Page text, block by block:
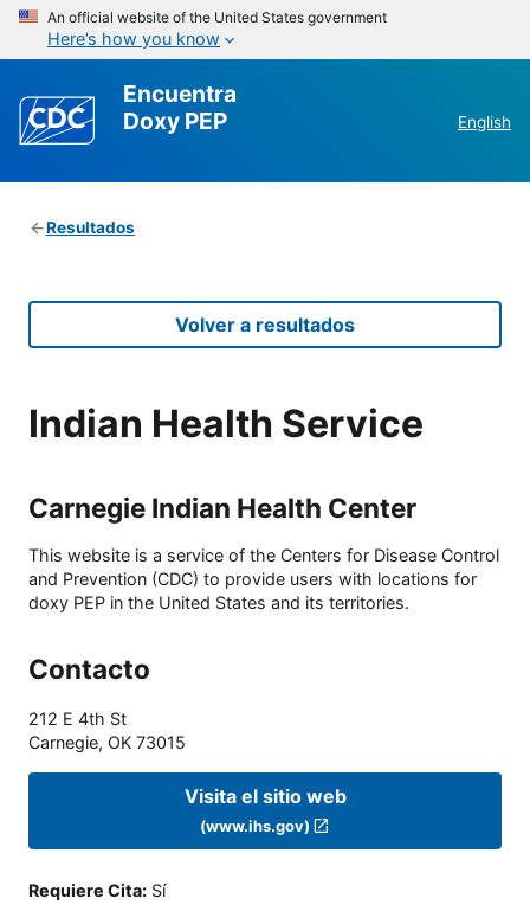
An official website of the United States government
Here’s how you know
Encuentra
Doxy PEP
English
Resultados
Volver a resultados
Indian Health Service
Carnegie Indian Health Center
This website is a service of the Centers for Disease Control
and Prevention (CDC) to provide users with locations for
doxy PEP in the United States and its territories.
Contacto
212 E 4th St
Carnegie, OK 73015
Visita el sitio web
(www.ihs.gov)
Requiere Cita: Sí